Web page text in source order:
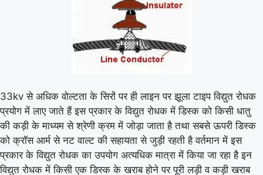
33kv से अधिक वोल्टता के सिरों पर ही लाइन पर झूला टाइप विद्युत रोधक
प्रयोग में लाए जाते हैं इस प्रकार के विद्युत रोधक में डिस्क को किसी धातु
की कड़ी के माध्यम से श्रेणी क्रम में जोड़ा जाता है तथा सबसे ऊपरी डिस्क
को क्रॉस आर्म से नट वाल्ट की सहायता से जुड़ी रहती है वर्तमान में इस
प्रकार के विद्युत रोधक का उपयोग अत्यधिक मात्रा में किया जा रहा है इन
विद्युत रोधक में किसी एक डिस्क के खराब होने पर पूरी लड़ी व कड़ी खराब